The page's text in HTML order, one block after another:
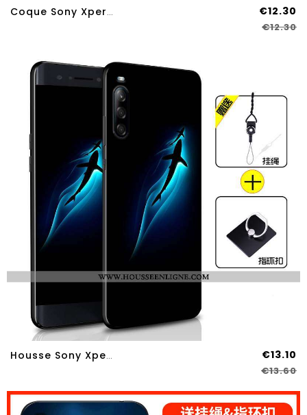
Coque Sony Xperia L4 Fluide Doux Silicone Étui Personnalisé Protection Tout Compris Téléphone Portab €12.30
€12.30
Housse Sony Xperia L4 Protection Tendance Fluide Doux Incassable Étui Bleu Marin Téléphone Portable €13.10
€13.60